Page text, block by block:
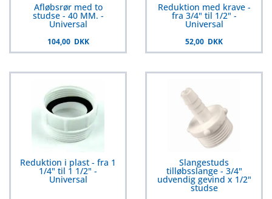
Afløbsrør med to
studse - 40 MM. -
Universal
104,00 DKK
Reduktion med krave -
fra 3/4" til 1/2" -
Universal
52,00 DKK
Reduktion i plast - fra 1
1/4" til 1 1/2" -
Universal
Slangestuds
tilløbsslange - 3/4"
udvendig gevind x 1/2"
studse